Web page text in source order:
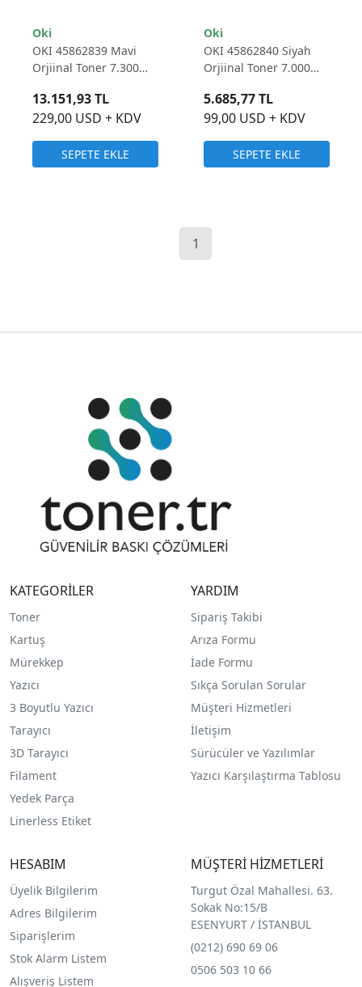
Oki
OKI 45862839 Mavi
Orjiinal Toner 7.300
229,00 USD + KDV
13.151,93 TL
SEPETE EKLE
Oki
OKI 45862840 Siyah
Orjiinal Toner 7.000
99,00 USD + KDV
5.685,77 TL
SEPETE EKLE
1
KATEGORİLER
Toner
Kartuş
Mürekkep
Yazıcı
3 Boyutlu Yazıcı
Tarayıcı
3D Tarayıcı
Filament
Yedek Parça
Linerless Etiket
YARDIM
Sipariş Takibi
Arıza Formu
İade Formu
Sıkça Sorulan Sorular
Müşteri Hizmetleri
İletişim
Sürücüler ve Yazılımlar
Yazıcı Karşılaştırma Tablosu
HESABIM
Üyelik Bilgilerim
Adres Bilgilerim
Siparişlerim
Stok Alarm Listem
Alışveriş Listem
MÜŞTERİ HİZMETLERİ
Turgut Özal Mahallesi. 63.
Sokak No:15/B
ESENYURT / İSTANBUL
(0212) 690 69 06
0506 503 10 66